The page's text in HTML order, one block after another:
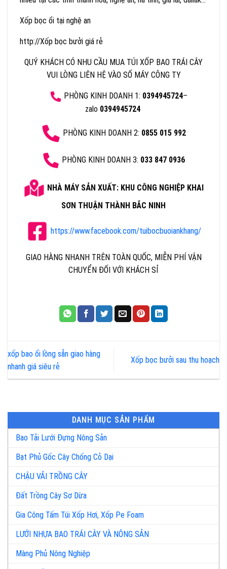
Xốp bọc ổi tại nghệ an
http://Xốp bọc bưởi giá rẻ
QUÝ KHÁCH CÓ NHU CẦU MUA TÚI XỐP BAO TRÁI CÂY
VUI LÒNG LIÊN HỆ VÀO SỐ MÁY CÔNG TY
PHÒNG KINH DOANH 1: 0394945724–
zalo0394945724
PHÒNG KINH DOANH 2: 0855 015 992
PHÒNG KINH DOANH 3: 033 847 0936
NHÀ MÁY SẢN XUẤT: KHU CÔNG NGHIỆP KHAI
SƠN THUẬN THÀNH BẮC NINH
https://www.facebook.com/tuibocbuoiankhang/
GIAO HÀNG NHANH TRÊN TOÀN QUỐC, MIỄN PHÍ VẬN
CHUYỂN ĐỐI VỚI KHÁCH SỈ
xốp bao ổi lồng sẵn giao hàng
nhanh giá siêu rẻ
Xốp bọc bưởi sau thu hoạch
DANH MỤC SẢN PHẨM
Bao Tải Lưới Đựng Nông Sản
Bạt Phủ Gốc Cây Chống Cỏ Dại
CHẬU VẢI TRỒNG CÂY
Đất Trồng Cây Sơ Dừa
Gia Công Tấm Túi Xốp Hơi, Xốp Pe Foam
LƯỚI NHỰA BAO TRÁI CÂY VÀ NÔNG SẢN
Màng Phủ Nông Nghiệp